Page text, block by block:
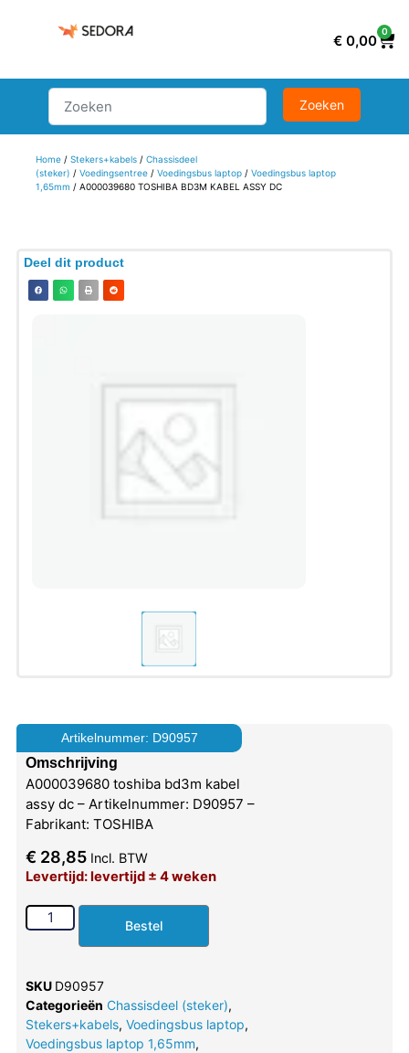
€ 0,00
0
Home/ Stekers+kabels/ Chassisdeel
(steker) / Voedingsentree/ Voedingsbus laptop/ Voedingsbus laptop
1,65mm / A000039680 TOSHIBA BD3M KABEL ASSY DC
Deel dit product
Artikelnummer: D90957
Omschrijving
A000039680 toshiba bd3m kabel
assy dc – Artikelnummer: D90957 –
Fabrikant: TOSHIBA
€ 28,85 Incl. BTW
Levertijd: levertijd ± 4 weken
Bestel
SKU D90957
Categorieën Chassisdeel (steker),
Stekers+kabels, Voedingsbus laptop,
Voedingsbus laptop 1,65mm,